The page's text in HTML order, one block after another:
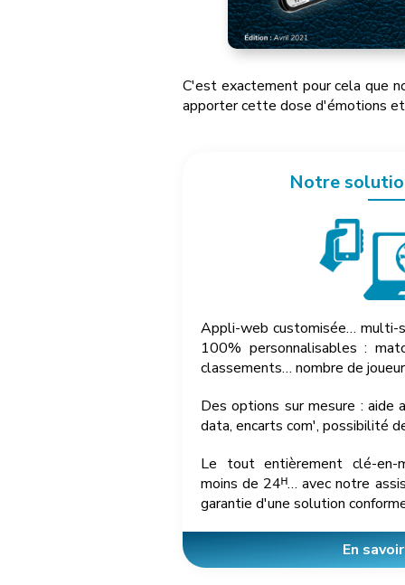
C'est exactement pour cela que
apporter cette dose d'émotions
Notre
Appli-web customisée… multi-
100% personnalisables :
classements… nombre de
Des options sur mesure : aide
data, encarts com', possibilité
Le tout entièrement clé-en-
moins de 24ᴴ… avec notre
garantie d'une solution
En